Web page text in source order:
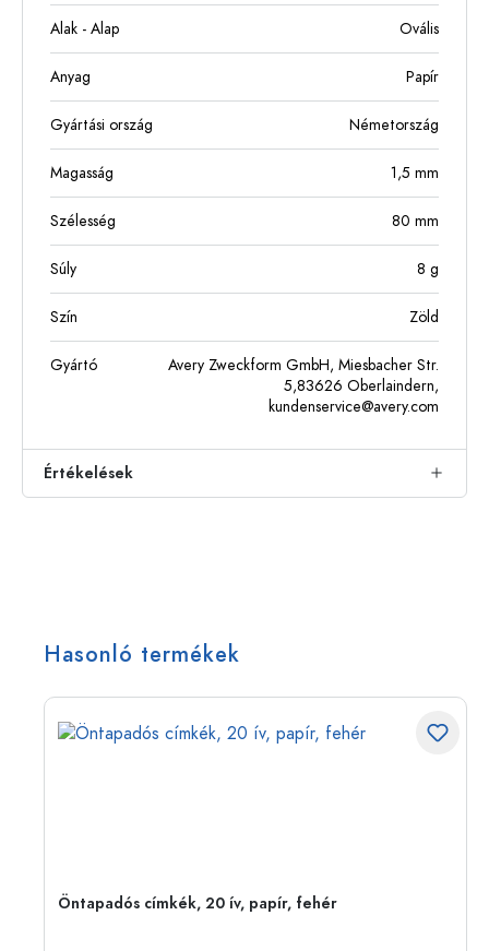
Alak - Alap Ovális
Anyag Papír
Gyártási ország Németország
Magasság 1,5 mm
Szélesség 80 mm
Súly 8 g
Szín Zöld
Gyártó
Avery Zweckform GmbH, Miesbacher Str.
5,83626 Oberlaindern,
kundenservice@avery.com
Értékelések
Hasonló termékek
Öntapadós címkék, 20 ív, papír, fehér